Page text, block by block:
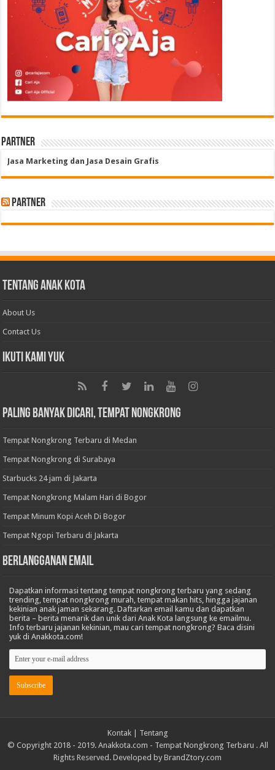
Partner
Jasa Marketing dan Jasa Desain Grafis
Partner
Tentang Anak Kota
About Us
Contact Us
Ikuti Kami Yuk
Paling Banyak Dicari, Tempat Nongkrong
Tempat Nongkrong Terbaru di Medan
Tempat Nongkrong di Surabaya
Starbucks 24 jam di Jakarta
Tempat Nongkrong Malam Hari di Bogor
Tempat Minum Kopi Aceh Di Bogor
Tempat Ngopi Terbaru di Jakarta
BERLANGGANAN EMAIL
Dapatkan informasi tentang tempat nongkrong terbaru yang sedang
trending, tempat nongkrong murah, tempat makan hits, hingga jajanan
kekinian anak jaman sekarang. Daftarkan email kamu dan dapatkan
berita – berita menarik dan unik dari Anak Kota langsung ke emailmu.
Info terbaru jajanan kekinian, mau cari tempat nongkrong? Baca disini
yuk di Anakkota.com!
Kontak| Tentang
© Copyright 2018 - 2019. Anakkota.com - Tempat Nongkrong Terbaru . All
Rights Reserved. Developed by BrandZtory.com